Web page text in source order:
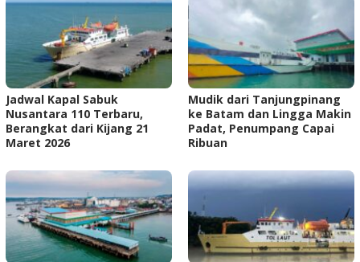
Jadwal Kapal Sabuk
Nusantara 110 Terbaru,
Berangkat dari Kijang 21
Maret 2026
Mudik dari Tanjungpinang
ke Batam dan Lingga Makin
Padat, Penumpang Capai
Ribuan